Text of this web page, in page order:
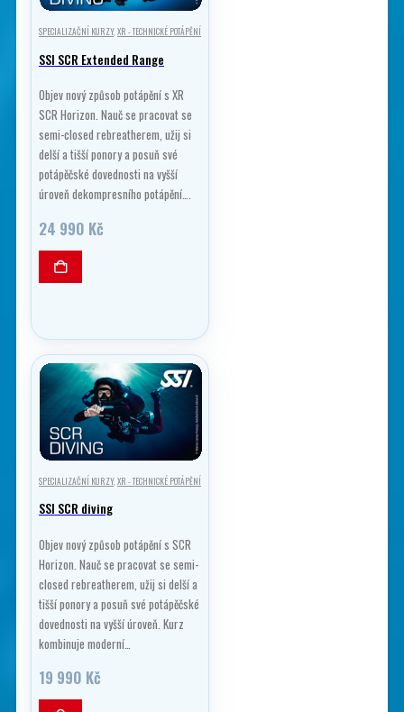
SPECIALIZAČNÍ KURZY, XR - TECHNICKÉ POTÁPĚNÍ
SSI SCR Extended Range
Objev nový způsob potápění s XR
SCR Horizon. Nauč se pracovat se
semi-closed rebreatherem, užij si
delší a tišší ponory a posuň své
potápěčské dovednosti na vyšší
úroveň dekompresního potápění….
24 990 Kč
SPECIALIZAČNÍ KURZY, XR - TECHNICKÉ POTÁPĚNÍ
SSI SCR diving
Objev nový způsob potápění s SCR
Horizon. Nauč se pracovat se semi-
closed rebreatherem, užij si delší a
tišší ponory a posuň své potápěčské
dovednosti na vyšší úroveň. Kurz
kombinuje moderní…
19 990 Kč